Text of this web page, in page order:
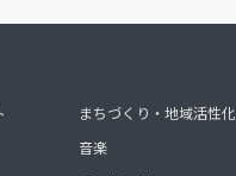
まちづくり・地域活性化
音楽